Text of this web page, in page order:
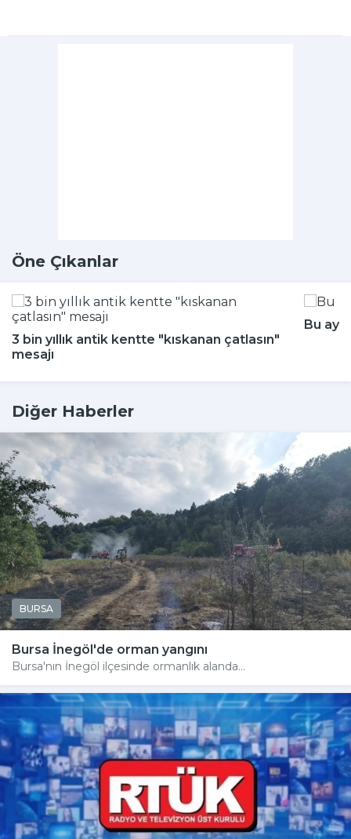
Öne Çıkanlar
3 bin yıllık antik kentte "kıskanan çatlasın"
mesajı
Bu
Diğer Haberler
BURSA
Bursa İnegöl'de orman yangını
Bursa'nın İnegöl ilçesinde ormanlık alanda...